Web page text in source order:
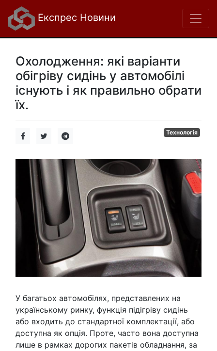
Експрес Новини
Охолодження: які варіанти
обігріву сидінь у автомобілі
існують і як правильно обрати
їх.
Технологія
У багатьох автомобілях, представлених на
українському ринку, функція підігріву сидінь
або входить до стандартної комплектації, або
доступна як опція. Проте, часто вона доступна
лише в рамках дорогих пакетів обладнання, за